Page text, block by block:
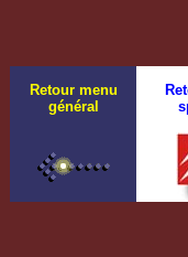
Retour menu
général